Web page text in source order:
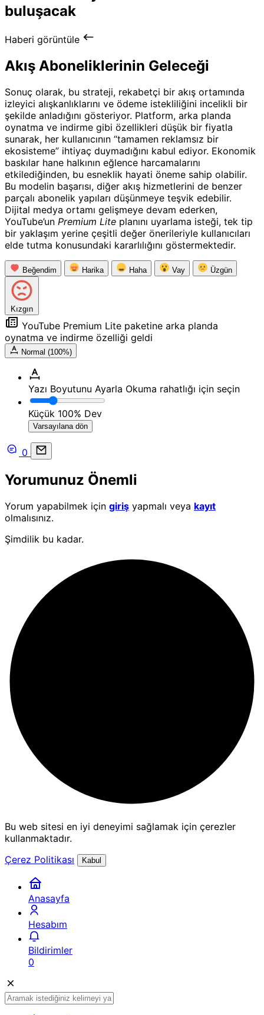
buluşacak
Haberi görüntüle
Akış Aboneliklerinin Geleceği
Sonuç olarak, bu strateji, rekabetçi bir akış ortamında
izleyici alışkanlıklarını ve ödeme istekliliğini incelikli bir
şekilde anladığını gösteriyor. Platform, arka planda
oynatma ve indirme gibi özellikleri düşük bir fiyatla
sunarak, her kullanıcının “tamamen reklamsız bir
ekosisteme” ihtiyaç duymadığını kabul ediyor. Ekonomik
baskılar hane halkının eğlence harcamalarını
etkilediğinden, bu esneklik hayati öneme sahip olabilir.
Bu modelin başarısı, diğer akış hizmetlerini de benzer
parçalı abonelik yapıları düşünmeye teşvik edebilir.
Dijital medya ortamı gelişmeye devam ederken,
YouTube’un Premium Lite planını uyarlama isteği, tek tip
bir yaklaşım yerine çeşitli değer önerileriyle kullanıcıları
elde tutma konusundaki kararlılığını göstermektedir.
Beğendim Harika Haha Vay Üzgün
Kızgın
YouTube Premium Lite paketine arka planda
oynatma ve indirme özelliği geldi
Normal (100%)
Yazı Boyutunu Ayarla Okuma rahatlığı için seçin
Küçük 100% Dev
Varsayılana dön
0
Yorumunuz Önemli
Yorum yapabilmek için giriş yapmalı veya kayıt
olmalısınız.
Şimdilik bu kadar.
Bu web sitesi en iyi deneyimi sağlamak için çerezler
kullanmaktadır.
Çerez Politikası
Kabul
Anasayfa
Hesabım
Bildirimler
0